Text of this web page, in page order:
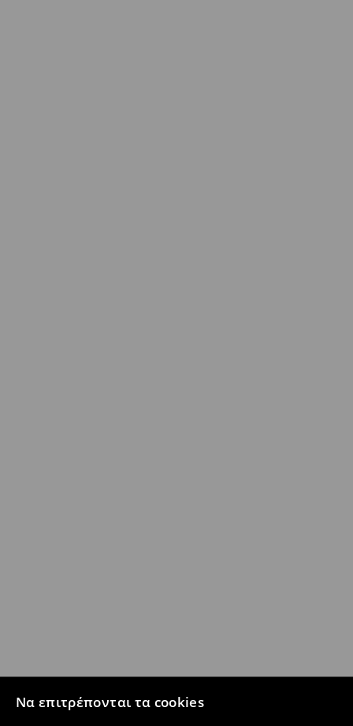
Να επιτρέπονται τα cookies